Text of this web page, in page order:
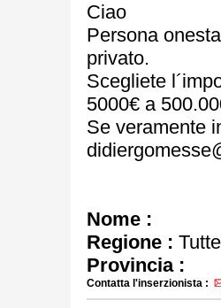
Ciao
Persona
privato.
Scegliete
5000€ a
Se veramente
Nome :
Regione :
Provincia :
Contatta l'inserzionista :